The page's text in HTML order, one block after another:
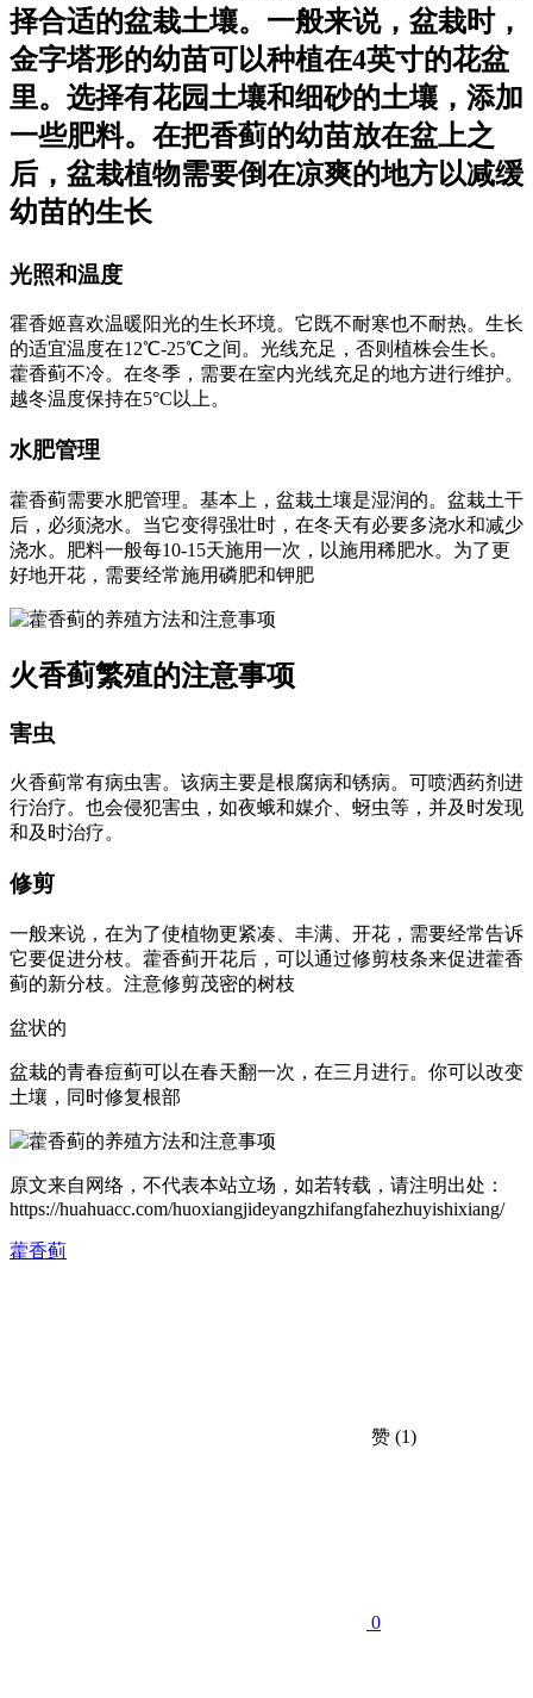
择合适的盆栽土壤。一般来说，盆栽时，
金字塔形的幼苗可以种植在4英寸的花盆
里。选择有花园土壤和细砂的土壤，添加
一些肥料。在把香蓟的幼苗放在盆上之
后，盆栽植物需要倒在凉爽的地方以减缓
幼苗的生长
光照和温度
霍香姬喜欢温暖阳光的生长环境。它既不耐寒也不耐热。生长
的适宜温度在12℃-25℃之间。光线充足，否则植株会生长。
藿香蓟不冷。在冬季，需要在室内光线充足的地方进行维护。
越冬温度保持在5°C以上。
水肥管理
藿香蓟需要水肥管理。基本上，盆栽土壤是湿润的。盆栽土干
后，必须浇水。当它变得强壮时，在冬天有必要多浇水和减少
浇水。肥料一般每10-15天施用一次，以施用稀肥水。为了更
好地开花，需要经常施用磷肥和钾肥
火香蓟繁殖的注意事项
害虫
火香蓟常有病虫害。该病主要是根腐病和锈病。可喷洒药剂进
行治疗。也会侵犯害虫，如夜蛾和媒介、蚜虫等，并及时发现
和及时治疗。
修剪
一般来说，在为了使植物更紧凑、丰满、开花，需要经常告诉
它要促进分枝。藿香蓟开花后，可以通过修剪枝条来促进藿香
蓟的新分枝。注意修剪茂密的树枝
盆状的
盆栽的青春痘蓟可以在春天翻一次，在三月进行。你可以改变
土壤，同时修复根部
原文来自网络，不代表本站立场，如若转载，请注明出处：
https://huahuacc.com/huoxiangjideyangzhifangfahezhuyishixiang/
藿香蓟
赞 (1)
0